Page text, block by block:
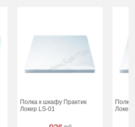
Полка к шкафу Практик
Локер LS-01
Полка
Локер